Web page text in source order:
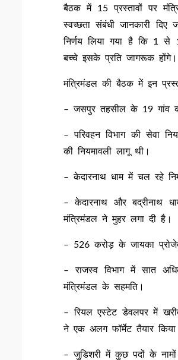
बैठक में 15 प्रस्तावों पर
स्वच्छता संबंधी जानकारी
निर्णय लिया गया है कि 1 से
बच्चे इसके प्रति जागरूक होंगे।
मंत्रिमंडल की बैठक में इन
– जसपुर तहसील के 19 गांव
– परिवहन विभाग की सेवा
की नियमावली लागू थी।
– केदारनाथ धाम में चल रहे
– केदारनाथ और बद्रीनाथ
मंत्रिमंडल ने मुहर लगा दी है।
– 526 करोड़ के जायका
– राजस्व विभाग में सात
मंत्रिमंडल के सहमति।
– रियल एस्टेट डेवलपर में
ने एक अलग फॉर्मेट तैयार
– जुडिशरी में कुछ पदों के